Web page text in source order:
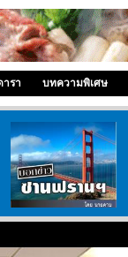
รา บทความพิเศษ
บอกข่าว ซานฟราน